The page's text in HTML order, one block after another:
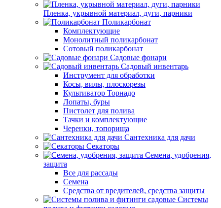
Пленка, укрывной материал, дуги, парники
Поликарбонат
Комплектующие
Монолитный поликарбонат
Сотовый поликарбонат
Садовые фонари
Садовый инвентарь
Инструмент для обработки
Косы, вилы, плоскорезы
Культиватор Торнадо
Лопаты, буры
Пистолет для полива
Тачки и комплектующие
Черенки, топорища
Сантехника для дачи
Секаторы
Семена, удобрения,
защита
Все для рассады
Семена
Средства от вредителей, средства защиты
Системы